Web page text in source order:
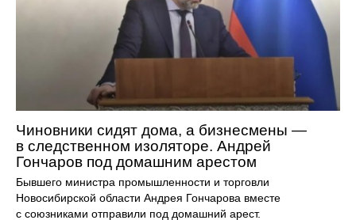
Чиновники сидят дома, а бизнесмены —
в следственном изоляторе. Андрей
Гончаров под домашним арестом
Бывшего министра промышленности и торговли
Новосибирской области Андрея Гончарова вместе
с союзниками отправили под домашний арест.